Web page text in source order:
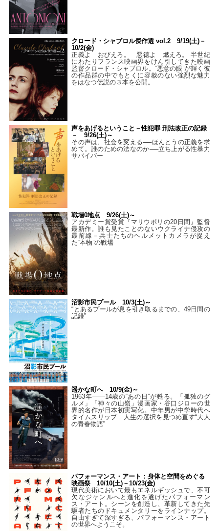
クロード・シャブロル傑作選 vol.2 9/19(土)－
10/2(金)
正義よ おびえろ。 悪徳よ 燃えろ。 半世紀
にわたりフランス映画界をけん引してきた映画
監督クロード・シャブロル。“悪意の眼”が輝く彼
の作品群の中でもとくに容赦のない強烈な魅力
をはなつ伝説の３本を公開。
声をあげるということ－性犯罪 刑法改正の記録
－ 9/26(土)～
その声は、社会を変える──ほんとうの正義を求
めて。誰のための法なのか──立ち上がる性暴力
サバイバー
戦場0地点 9/26(土)～
アカデミー賞受賞『マリウポリの20日間』監督
最新作。誰も見たことのないウクライナ侵攻の
最前線－兵士たちのヘルメットカメラが捉え
た“本物”の戦場
沼影市民プール 10/3(土)～
“とあるプールが息を引き取るまでの、49日間の
記録”
遥かな町へ 10/9(金)～
1963年――14歳の“あの日”が甦る。「孤独のグ
ルメ」「神々の山嶺」漫画家・谷口ジローの世
界的名作が日本初実写化。中年男が中学時代へ
タイムスリップ…人生の選択を見つめ直す“大人
の青春物語”
パフォーマンス・アート：身体と空間をめぐる
映画祭 10/10(土)－10/23(金)
現代美術において最もエネルギッシュで、不可
欠なジャンルへと進化を遂げたパフォーマン
ス・アート。シーンを創造し、革新してきた先
駆者たちのドキュメンタリーをラインナップ。
自由すぎて深すぎる、パフォーマンス・アート
の世界へようこそ。